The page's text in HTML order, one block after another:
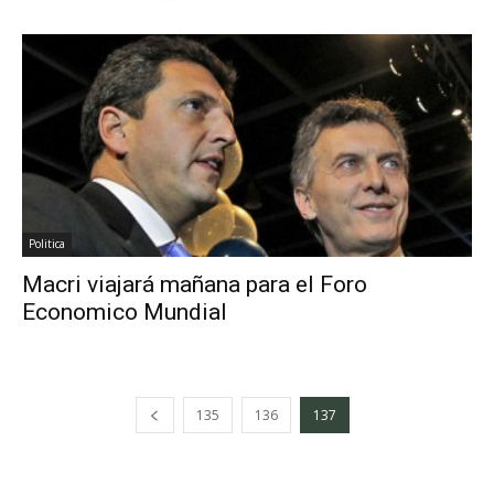
Politica
Macri viajará mañana para el Foro
Economico Mundial
135 136 137